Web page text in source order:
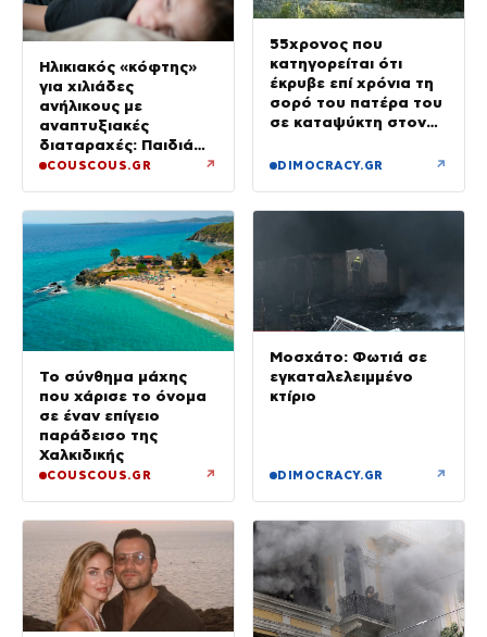
Ηλικιακός «κόφτης»
για χιλιάδες
ανήλικους με
αναπτυξιακές
διαταραχές: Παιδιά
ενός κατώτερου θεού
COUSCOUS.GR ↗
55χρονος που
κατηγορείται ότι
έκρυβε επί χρόνια τη
σορό του πατέρα του
σε καταψύκτη στον
του λόγια στους
DIMOCRACY.GR ↗
Το σύνθημα μάχης
που χάρισε το όνομα
σε έναν επίγειο
παράδεισο της
Χαλκιδικής
COUSCOUS.GR ↗
Μοσχάτο: Φωτιά σε
εγκαταλελειμμένο
κτίριο
DIMOCRACY.GR ↗